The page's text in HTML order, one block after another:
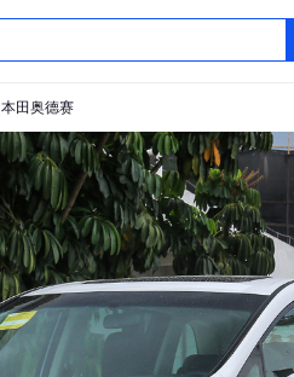
本田奥德赛